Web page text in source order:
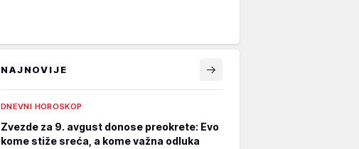
NAJNOVIJE
DNEVNI HOROSKOP
Zvezde za 9. avgust donose preokrete: Evo
kome stiže sreća, a kome važna odluka